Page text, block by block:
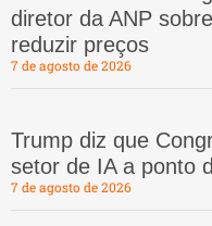
diretor da ANP
reduzir preços
7 de agosto de 2026
Trump diz que
setor de IA a ponto
7 de agosto de 2026